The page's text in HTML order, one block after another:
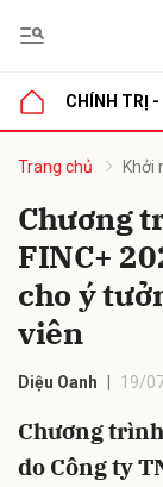
CHÍNH TRỊ -
Trang chủ Khởi
Chương
FINC+
cho ý
viên
Diệu Oanh 19/
Chương
do Công ty
luận